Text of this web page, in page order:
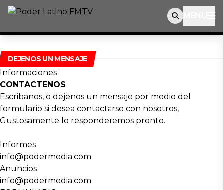
MENU
DEJENOS UN MENSAJE
Informaciones
CONTACTENOS
Escribanos, o dejenos un mensaje por medio del
formulario si desea contactarse con nosotros,
Gustosamente lo responderemos pronto..
Informes
info@podermedia.com
Anuncios
info@podermedia.com